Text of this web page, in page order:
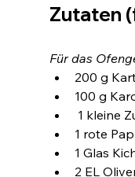
Zutaten
Für das
200 g
100 g
1 kleine
1 rote
1 Glas
2 EL